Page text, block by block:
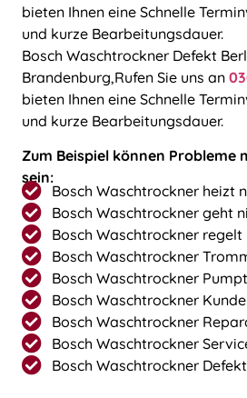
bieten Ihnen eine Schnelle
und kurze Bearbeitungsdauer.
Bosch Waschtrockner Defekt
Brandenburg,Rufen Sie uns an
bieten Ihnen eine Schnelle
und kurze Bearbeitungsdauer.
Zum Beispiel können Probleme
sein:
Bosch Waschtrockner heizt
Bosch Waschtrockner geht
Bosch Waschtrockner regelt
Bosch Waschtrockner
Bosch Waschtrockner
Bosch Waschtrockner
Bosch Waschtrockner
Bosch Waschtrockner
Bosch Waschtrockner